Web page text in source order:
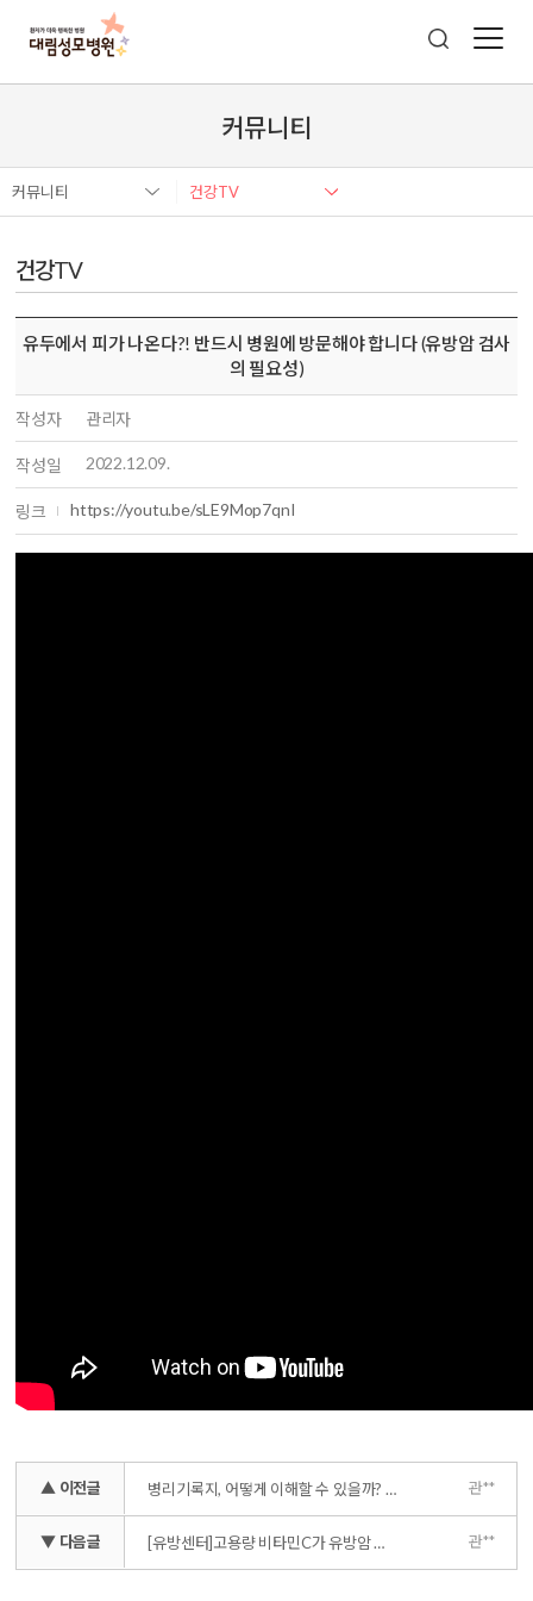
커뮤니티
커뮤니티 건강TV
건강TV
유두에서 피가 나온다?! 반드시 병원에 방문해야 합니다 (유방암 검사
의 필요성)
작성자 관리자
작성일 2022.12.09.
링크 https://youtu.be/sLE9Mop7qnI
▲ 이전글 병리기록지, 어떻게 이해할 수 있을까? (유방암 치료 방침의 결정) 관**
▼ 다음글 [유방센터]고용량 비타민C가 유방암 치료에 주는 영향력 관**